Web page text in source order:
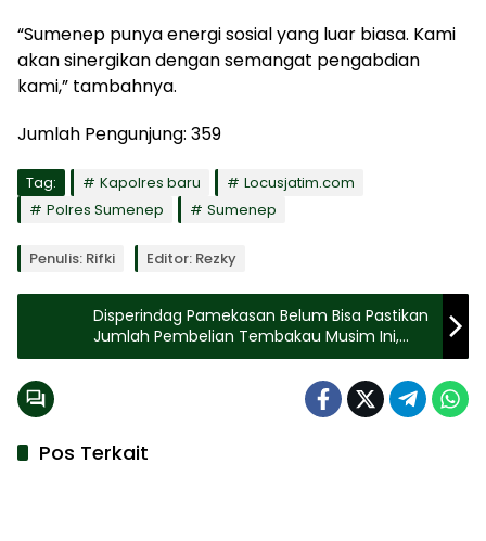
“Sumenep punya energi sosial yang luar biasa. Kami
akan sinergikan dengan semangat pengabdian
kami,” tambahnya.
Jumlah Pengunjung: 359
Tag: Kapolres baru
Locusjatim.com
Polres Sumenep
Sumenep
Penulis: Rifki Editor: Rezky
Disperindag Pamekasan Belum Bisa Pastikan
Jumlah Pembelian Tembakau Musim Ini,
Masih Tunggu Kepastian dari Pabrikan
Pos Terkait